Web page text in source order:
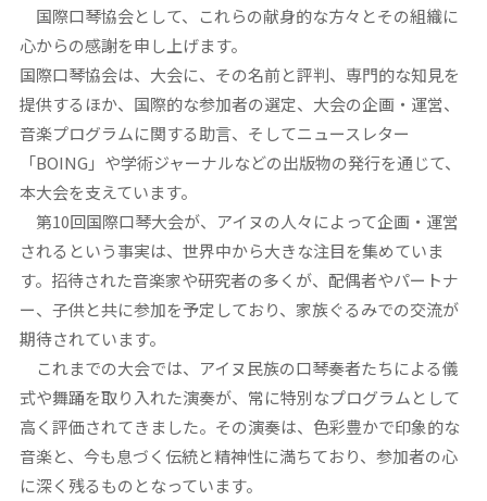
国際口琴協会として、これらの献身的な方々とその組織に
心からの感謝を申し上げます。
国際口琴協会は、大会に、その名前と評判、専門的な知見を
提供するほか、国際的な参加者の選定、大会の企画・運営、
音楽プログラムに関する助言、そしてニュースレター
「BOING」や学術ジャーナルなどの出版物の発行を通じて、
本大会を支えています。
第10回国際口琴大会が、アイヌの人々によって企画・運営
されるという事実は、世界中から大きな注目を集めていま
す。招待された音楽家や研究者の多くが、配偶者やパートナ
ー、子供と共に参加を予定しており、家族ぐるみでの交流が
期待されています。
これまでの大会では、アイヌ民族の口琴奏者たちによる儀
式や舞踊を取り入れた演奏が、常に特別なプログラムとして
高く評価されてきました。その演奏は、色彩豊かで印象的な
音楽と、今も息づく伝統と精神性に満ちており、参加者の心
に深く残るものとなっています。